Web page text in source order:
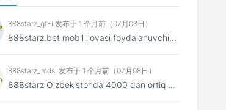
888starz_gfEi 发布于 1 个月前（07月08日）
888starz.bet mobil ilovasi foydalanuvchiga saytnin...
888starz_mdsl 发布于 1 个月前（07月08日）
888starz O'zbekistonda 4000 dan ortiq o'...